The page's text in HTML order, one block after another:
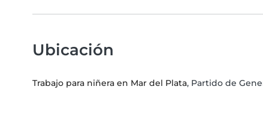
Ubicación
Trabajo para niñera en Mar del Plata, Partido de